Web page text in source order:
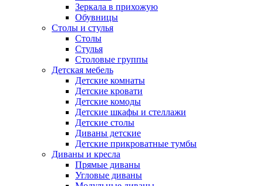
Зеркала в прихожую
Обувницы
Столы и стулья
Столы
Стулья
Столовые группы
Детская мебель
Детские комнаты
Детские кровати
Детские комоды
Детские шкафы и стеллажи
Детские столы
Диваны детские
Детские прикроватные тумбы
Диваны и кресла
Прямые диваны
Угловые диваны